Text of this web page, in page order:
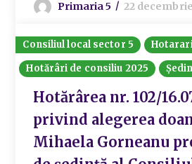
Primaria 5 22
Consiliul local sector 5
Hotărâri de consiliu 2025
Hotărârea nr. 102/
privind alegerea
Mihaela Gorneanu